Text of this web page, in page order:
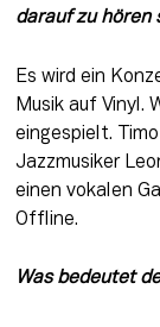
darauf zu hören
Es wird ein
Musik auf Vinyl.
eingespielt.
Jazzmusiker
einen vokalen
Offline.
Was bedeutet